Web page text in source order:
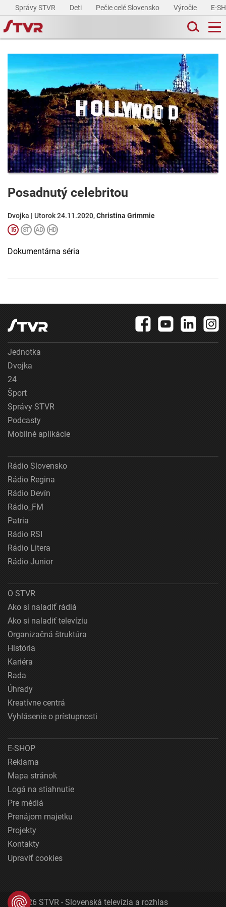
Správy STVR Deti Pečie celé Slovensko Výročie E-
Posadnutý celebritou
Dvojka | Utorok 24.11.2020,Christina Grimmie
Dokumentárna séria
Jednotka
Dvojka
24
Šport
Správy STVR
Podcasty
Mobilné aplikácie
Rádio Slovensko
Rádio Regina
Rádio Devín
Rádio_FM
Patria
Rádio RSI
Rádio Litera
Rádio Junior
O STVR
Ako si naladiť rádiá
Ako si naladiť televíziu
Organizačná štruktúra
História
Kariéra
Rada
Úhrady
Kreatívne centrá
Vyhlásenie o prístupnosti
E-SHOP
Reklama
Mapa stránok
Logá na stiahnutie
Pre médiá
Prenájom majetku
Projekty
Kontakty
Upraviť cookies
© 2026 STVR - Slovenská televízia a rozhlas